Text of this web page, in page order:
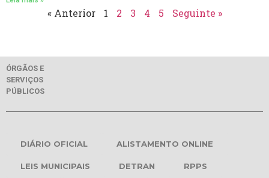
« Anterior 1 2 3 4 5 Seguinte »
ÓRGÃOS E
SERVIÇOS
PÚBLICOS
DIÁRIO OFICIAL ALISTAMENTO ONLINE
LEIS MUNICIPAIS DETRAN RPPS